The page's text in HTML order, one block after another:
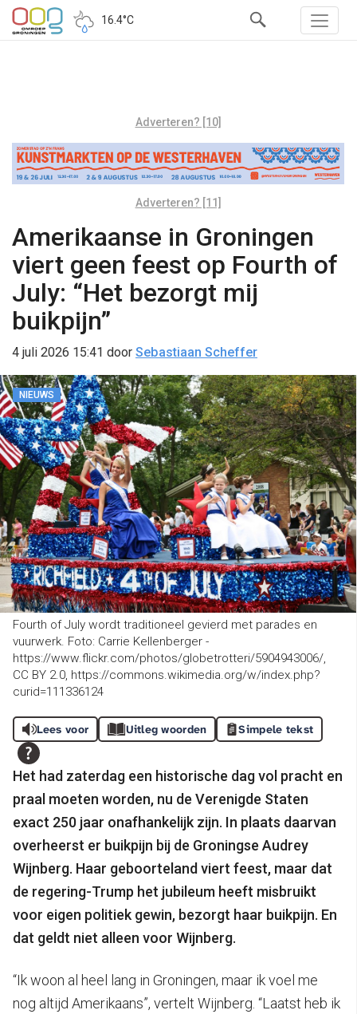
16.4°C
Adverteren? [10]
Adverteren? [11]
Amerikaanse in Groningen
viert geen feest op Fourth of
July: “Het bezorgt mij
buikpijn”
4 juli 2026 15:41 door Sebastiaan Scheffer
NIEUWS
Fourth of July wordt traditioneel gevierd met parades en
vuurwerk. Foto: Carrie Kellenberger -
https://www.flickr.com/photos/globetrotteri/5904943006/,
CC BY 2.0, https://commons.wikimedia.org/w/index.php?
curid=111336124
Lees voor Uitleg woorden Simpele tekst
Het had zaterdag een historische dag vol pracht en
praal moeten worden, nu de Verenigde Staten
exact 250 jaar onafhankelijk zijn. In plaats daarvan
overheerst er buikpijn bij de Groningse Audrey
Wijnberg. Haar geboorteland viert feest, maar dat
de regering-Trump het jubileum heeft misbruikt
voor eigen politiek gewin, bezorgt haar buikpijn. En
dat geldt niet alleen voor Wijnberg.
“Ik woon al heel lang in Groningen, maar ik voel me
nog altijd Amerikaans”, vertelt Wijnberg. “Laatst heb ik